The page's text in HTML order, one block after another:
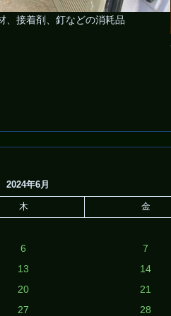
接着剤、釘などの消耗品
2024年6月
木 金
6 7
13 14
20 21
27 28